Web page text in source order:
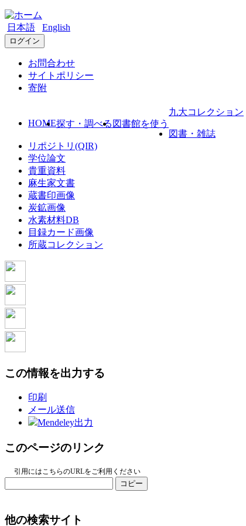
日本語 English
ログイン
お問合わせ
サイトポリシー
寄附
HOME探す・調べる 図書館を使う
九大コレクション
図書・雑誌
リポジトリ(QIR)
学位論文
貴重資料
麻生家文書
蔵書印画像
炭鉱画像
水素材料DB
目録カード画像
所蔵コレクション
この情報を出力する
印刷
メール送信
Mendeley出力
このページのリンク
引用にはこちらのURLをご利用ください
コピー
他の検索サイト